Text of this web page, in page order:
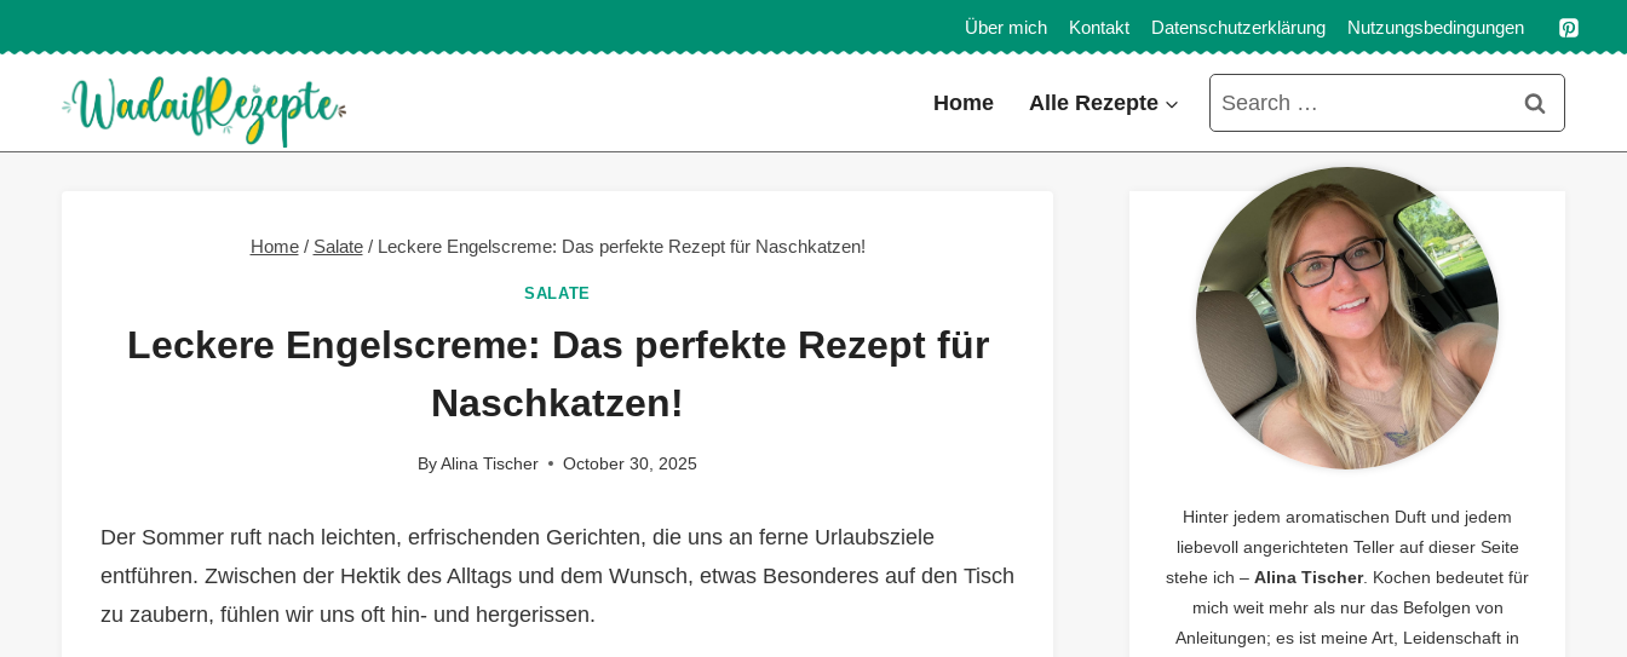
to
content
Über mich Kontakt Datenschutzerklärung Nutzungsbedingungen
Home Alle Rezepte
Search
for:
Home / Salate / Leckere Engelscreme: Das perfekte Rezept für Naschkatzen!
SALATE
Leckere Engelscreme: Das perfekte Rezept für
Naschkatzen!
ByAlina Tischer October 30, 2025
Der Sommer ruft nach leichten, erfrischenden Gerichten, die uns an ferne Urlaubsziele
entführen. Zwischen der Hektik des Alltags und dem Wunsch, etwas Besonderes auf den Tisch
zu zaubern, fühlen wir uns oft hin- und hergerissen.
Hinter jedem aromatischen Duft und jedem
liebevoll angerichteten Teller auf dieser Seite
stehe ich – Alina Tischer. Kochen bedeutet für
mich weit mehr als nur das Befolgen von
Anleitungen; es ist meine Art, Leidenschaft in